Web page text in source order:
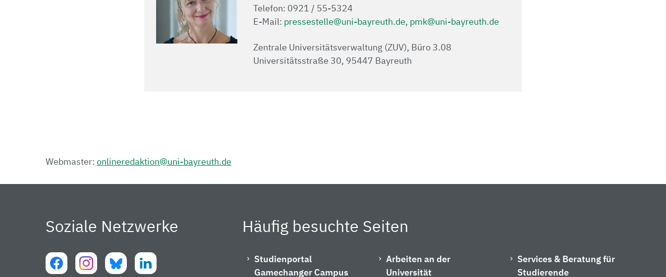
Telefon: 0921 / 55-5324
E-Mail: pressestelle@uni-bayreuth.de, pmk@uni-bayreuth.de
Zentrale Universitätsverwaltung (ZUV), Büro 3.08
Universitätsstraße 30, 95447 Bayreuth
Webmaster: onlineredaktion@uni-bayreuth.de
Soziale Netzwerke Häufig besuchte Seiten
Studienportal
Gamechanger Campus
Arbeiten an der
Universität
Services & Beratung für
Studierende